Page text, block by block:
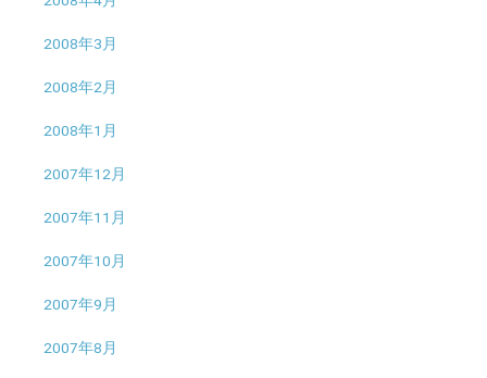
2008年3月
2008年2月
2008年1月
2007年12月
2007年11月
2007年10月
2007年9月
2007年8月